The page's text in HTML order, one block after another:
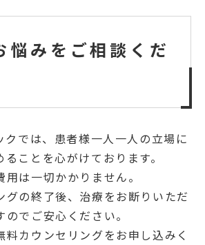
悩みをご相談くだ
クでは、患者様一人一人の立場に
ことを心がけております。
は一切かかりません。
グの終了後、治療をお断りいただ
でご安心ください。
料カウンセリングをお申し込みく